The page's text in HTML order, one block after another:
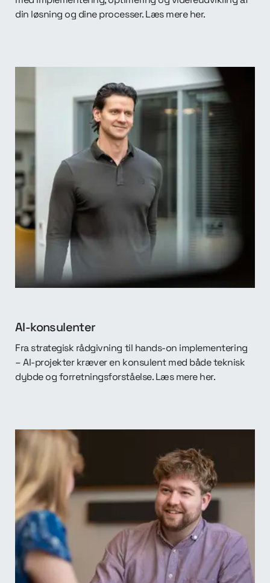
din løsning og dine processer. Læs mere her.
AI-konsulenter
Fra strategisk rådgivning til hands-on implementering
– AI-projekter kræver en konsulent med både teknisk
dybde og forretningsforståelse. Læs mere her.